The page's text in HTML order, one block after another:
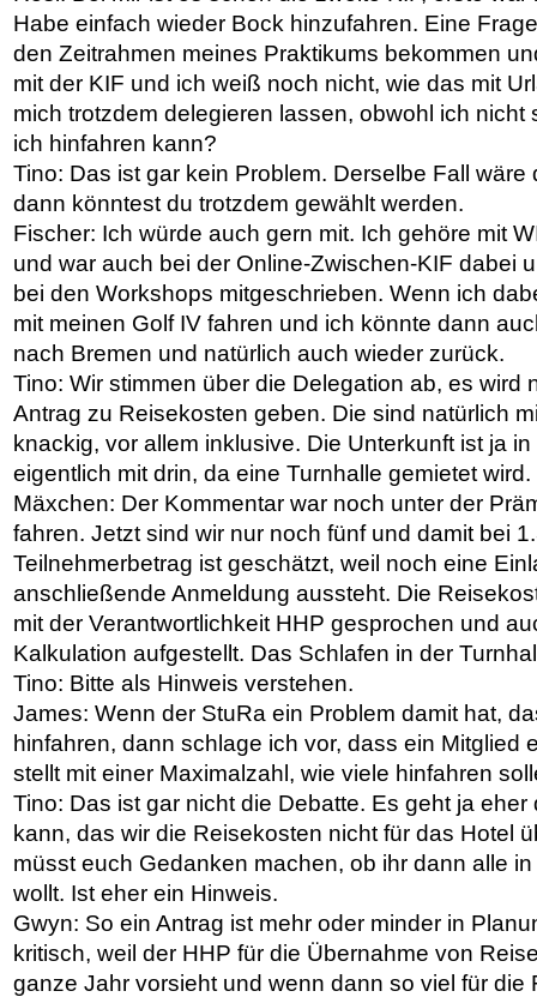
Habe einfach wieder Bock hinzufahren. Eine
den Zeitrahmen meines Praktikums bekommen
mit der KIF und ich weiß noch nicht, wie das mit
mich trotzdem delegieren lassen, obwohl ich nicht
ich hinfahren kann?
Tino: Das ist gar kein Problem. Derselbe Fall wäre
dann könntest du trotzdem gewählt werden.
Fischer: Ich würde auch gern mit. Ich gehöre mit
und war auch bei der Online-Zwischen-KIF dabei
bei den Workshops mitgeschrieben. Wenn ich
mit meinen Golf IV fahren und ich könnte dann
nach Bremen und natürlich auch wieder zurück.
Tino: Wir stimmen über die Delegation ab, es wird
Antrag zu Reisekosten geben. Die sind natürlich
knackig, vor allem inklusive. Die Unterkunft ist ja
eigentlich mit drin, da eine Turnhalle gemietet wird.
Mäxchen: Der Kommentar war noch unter der
fahren. Jetzt sind wir nur noch fünf und damit bei
Teilnehmerbetrag ist geschätzt, weil noch eine
anschließende Anmeldung aussteht. Die
mit der Verantwortlichkeit HHP gesprochen und
Kalkulation aufgestellt. Das Schlafen in der
Tino: Bitte als Hinweis verstehen.
James: Wenn der StuRa ein Problem damit hat,
hinfahren, dann schlage ich vor, dass ein Mitglied
stellt mit einer Maximalzahl, wie viele hinfahren
Tino: Das ist gar nicht die Debatte. Es geht ja
kann, das wir die Reisekosten nicht für das Hotel
müsst euch Gedanken machen, ob ihr dann alle
wollt. Ist eher ein Hinweis.
Gwyn: So ein Antrag ist mehr oder minder in
kritisch, weil der HHP für die Übernahme von
ganze Jahr vorsieht und wenn dann so viel für die